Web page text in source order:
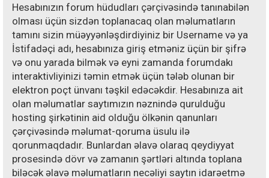
Hesabınızın forum hüdudları çərçivəsində tanınabilən
olması üçün sizdən toplanacaq olan məlumatların
tamını sizin müəyyənləşdirdiyiniz bir Username və ya
İstifadəçi adı, hesabınıza giriş etməniz üçün bir şifrə
və onu yarada bilmək və eyni zamanda forumdakı
interaktivliyinizi təmin etmək üçün tələb olunan bir
elektron poçt ünvanı təşkil edəcəkdir. Hesabınıza ait
olan məlumatlar saytımızın nəznində qurulduğu
hosting şirkətinin aid olduğu ölkənin qanunları
çərçivəsində məlumat-qoruma üsulu ilə
qorunmaqdadır. Bunlardan əlavə olaraq qeydiyyat
prosesində dövr və zamanın şərtləri altında toplana
biləcək əlavə məlumatların necəliyi saytın idarəetmə